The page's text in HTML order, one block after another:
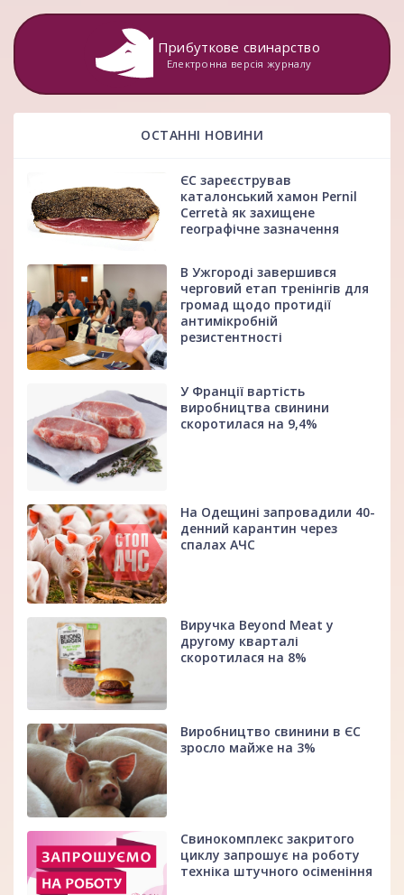
Прибуткове свинарство
Електронна версія журналу
ОСТАННІ НОВИНИ
ЄС зареєстрував
каталонський хамон Pernil
Cerretà як захищене
географічне зазначення
В Ужгороді завершився
черговий етап тренінгів для
громад щодо протидії
антимікробній
резистентності
У Франції вартість
виробництва свинини
скоротилася на 9,4%
На Одещині запровадили 40-
денний карантин через
спалах АЧС
Виручка Beyond Meat у
другому кварталі
скоротилася на 8%
Виробництво свинини в ЄС
зросло майже на 3%
Свинокомплекс закритого
циклу запрошує на роботу
техніка штучного осіменіння